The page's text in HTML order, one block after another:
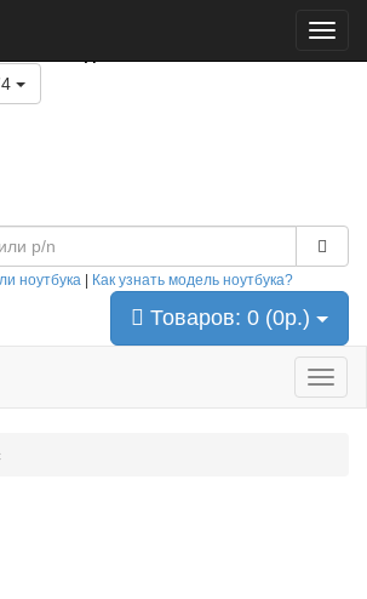
Комсомольская 1, офис 205. ПН-СБ с
ноутбука Как узнать модель ноутбука?
Товаров: 0 (0р.)